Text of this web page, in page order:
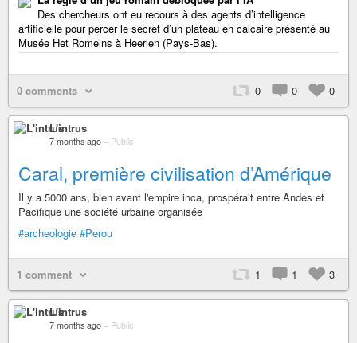
Des chercheurs ont eu recours à des agents d’intelligence
artificielle pour percer le secret d’un plateau en calcaire présenté au
Musée Het Romeins à Heerlen (Pays-Bas).
0 comments 0 0 0
L'intrus
7 months ago – Public
Caral, première civilisation d’Amérique
Il y a 5000 ans, bien avant l'empire inca, prospérait entre Andes et
Pacifique une société urbaine organisée
#archeologie #Perou
1 comment 1 1 3
L'intrus
7 months ago – Public